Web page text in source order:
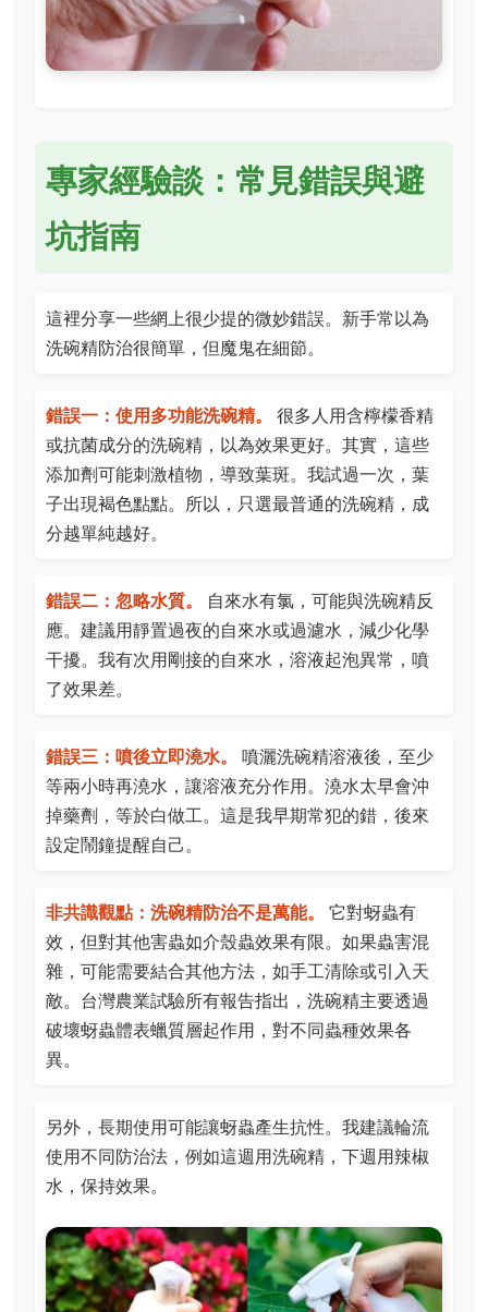
專家經驗談：常見錯誤與避
坑指南
這裡分享一些網上很少提的微妙錯誤。新手常以為
洗碗精防治很簡單，但魔鬼在細節。
錯誤一：使用多功能洗碗精。
很多人用含檸檬香精
或抗菌成分的洗碗精，以為效果更好。其實，這些
添加劑可能刺激植物，導致葉斑。我試過一次，葉
子出現褐色點點。所以，只選最普通的洗碗精，成
分越單純越好。
錯誤二：忽略水質。
自來水有氯，可能與洗碗精反
應。建議用靜置過夜的自來水或過濾水，減少化學
干擾。我有次用剛接的自來水，溶液起泡異常，噴
了效果差。
錯誤三：噴後立即澆水。
噴灑洗碗精溶液後，至少
等兩小時再澆水，讓溶液充分作用。澆水太早會沖
掉藥劑，等於白做工。這是我早期常犯的錯，後來
設定鬧鐘提醒自己。
非共識觀點：洗碗精防治不是萬能。
它對蚜蟲有
效，但對其他害蟲如介殼蟲效果有限。如果蟲害混
雜，可能需要結合其他方法，如手工清除或引入天
敵。台灣農業試驗所有報告指出，洗碗精主要透過
破壞蚜蟲體表蠟質層起作用，對不同蟲種效果各
異。
另外，長期使用可能讓蚜蟲產生抗性。我建議輪流
使用不同防治法，例如這週用洗碗精，下週用辣椒
水，保持效果。